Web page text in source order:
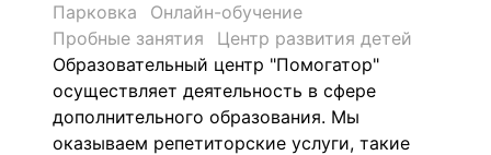
Парковка
Онлайн-обучение
Пробные занятия
Центр развития детей
Образовательный центр "Помогатор"
осуществляет деятельность в сфере
дополнительного образования. Мы
оказываем репетиторские услуги, такие